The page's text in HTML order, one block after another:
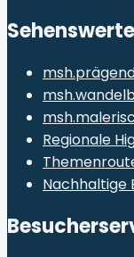
Regionale
Nachhaltige